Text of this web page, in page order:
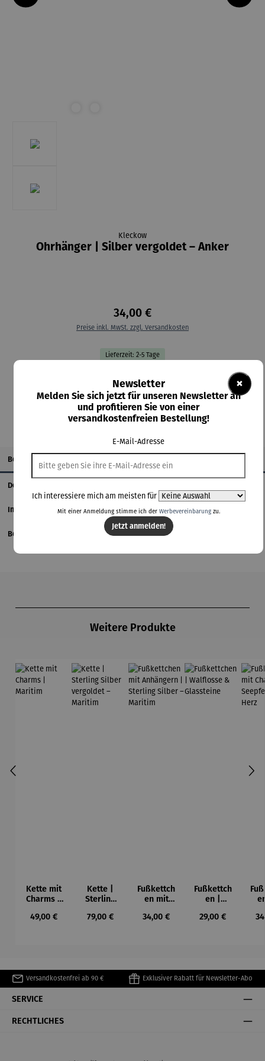
Kleckow
Ohrhänger | Silber vergoldet – Anker
34,00 €
Preise inkl. MwSt. zzgl. Versandkosten
Lieferzeit: 2-5 Tage
In den Warenkorb
Beschreibung
Details
Informationen zum Hersteller
Bewertungen
Weitere Produkte
Kette mit
Charms |
Regulärer Preis:
49,00 €
Kette |
Sterling
vergoldet
Regulärer Preis:
79,00 €
Fußkettch
en mit
n |
Regulärer Preis:
34,00 €
Fußkettch
en |
&
Regulärer Preis:
29,00 €
Versandkostenfrei ab 90 € Exklusiver Rabatt für Newsletter-Abo
SERVICE
RECHTLICHES
×
Newsletter
Melden Sie sich jetzt für unseren Newsletter an
und profitieren Sie von einer
versandkostenfreien Bestellung!
E-Mail-Adresse
Ich interessiere mich am meisten für
Mit einer Anmeldung stimme ich der Werbevereinbarungzu.
Jetzt anmelden!